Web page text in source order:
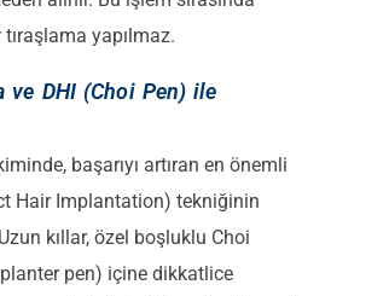
yapılmaz.
ve DHI (Choi Pen) ile
başarıyı artıran en önemli
Hair Implantation) tekniğinin
kıllar, özel boşluklu Choi
pen) içine dikkatlice